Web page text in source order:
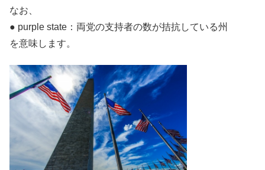
なお、
● purple state：両党の支持者の数が拮抗している州
を意味します。